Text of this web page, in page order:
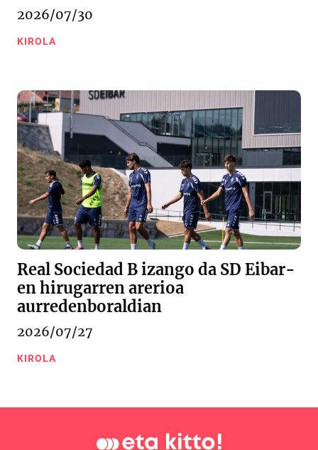
2026/07/30
KIROLA
Real Sociedad B izango da SD Eibar-
en hirugarren arerioa
aurredenboraldian
2026/07/27
KIROLA